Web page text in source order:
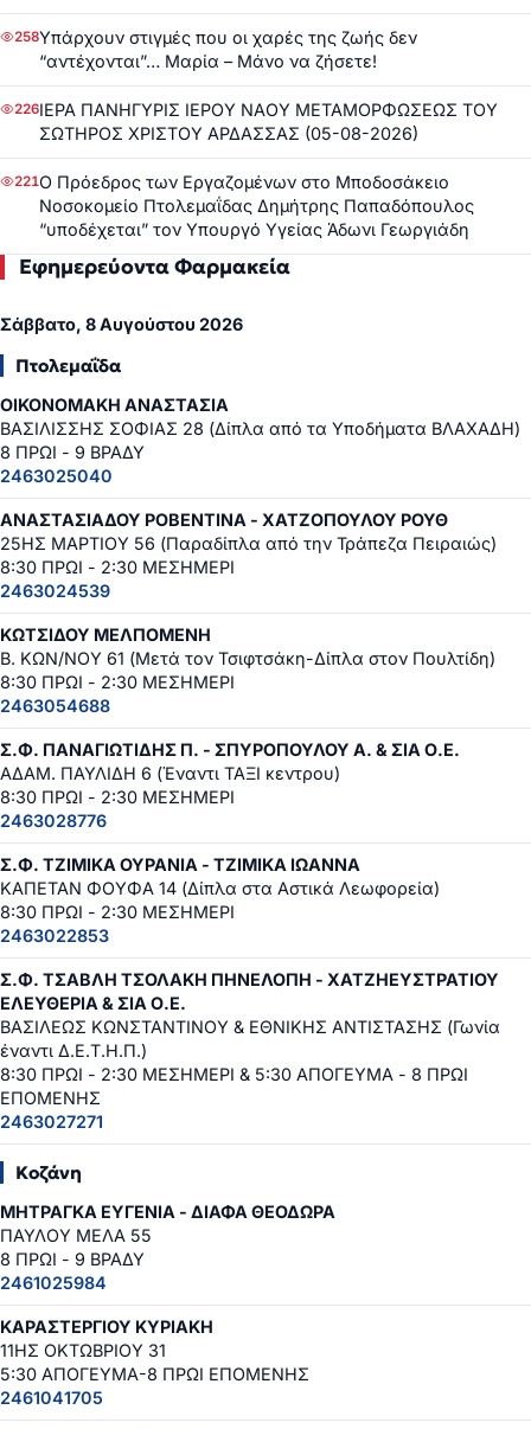
258Υπάρχουν στιγμές που οι χαρές της ζωής δεν
“αντέχονται”… Μαρία – Μάνο να ζήσετε!
226ΙΕΡΑ ΠΑΝΗΓΥΡΙΣ ΙΕΡΟΥ ΝΑΟΥ ΜΕΤΑΜΟΡΦΩΣΕΩΣ ΤΟΥ
ΣΩΤΗΡΟΣ ΧΡΙΣΤΟΥ ΑΡΔΑΣΣΑΣ (05-08-2026)
221Ο Πρόεδρος των Εργαζομένων στο Μποδοσάκειο
Νοσοκομείο Πτολεμαΐδας Δημήτρης Παπαδόπουλος
“υποδέχεται” τον Υπουργό Υγείας Άδωνι Γεωργιάδη
Εφημερεύοντα Φαρμακεία
Σάββατο, 8 Αυγούστου 2026
Πτολεμαΐδα
ΟΙΚΟΝΟΜΑΚΗ ΑΝΑΣΤΑΣΙΑ
ΒΑΣΙΛΙΣΣΗΣ ΣΟΦΙΑΣ 28 (Δίπλα από τα Υποδήματα ΒΛΑΧΑΔΗ)
8 ΠΡΩΙ - 9 ΒΡΑΔΥ
2463025040
ΑΝΑΣΤΑΣΙΑΔΟΥ ΡΟΒΕΝΤΙΝΑ - ΧΑΤΖΟΠΟΥΛΟΥ ΡΟΥΘ
25ΗΣ ΜΑΡΤΙΟΥ 56 (Παραδίπλα από την Τράπεζα Πειραιώς)
8:30 ΠΡΩΙ - 2:30 ΜΕΣΗΜΕΡΙ
2463024539
ΚΩΤΣΙΔΟΥ ΜΕΛΠΟΜΕΝΗ
Β. ΚΩΝ/ΝΟΥ 61 (Μετά τον Τσιφτσάκη-Δίπλα στον Πουλτίδη)
8:30 ΠΡΩΙ - 2:30 ΜΕΣΗΜΕΡΙ
2463054688
Σ.Φ. ΠΑΝΑΓΙΩΤΙΔΗΣ Π. - ΣΠΥΡΟΠΟΥΛΟΥ Α. & ΣΙΑ Ο.Ε.
ΑΔΑΜ. ΠΑΥΛΙΔΗ 6 (Έναντι ΤΑΞΙ κεντρου)
8:30 ΠΡΩΙ - 2:30 ΜΕΣΗΜΕΡΙ
2463028776
Σ.Φ. ΤΖΙΜΙΚΑ ΟΥΡΑΝΙΑ - ΤΖΙΜΙΚΑ ΙΩΑΝΝΑ
ΚΑΠΕΤΑΝ ΦΟΥΦΑ 14 (Δίπλα στα Αστικά Λεωφορεία)
8:30 ΠΡΩΙ - 2:30 ΜΕΣΗΜΕΡΙ
2463022853
Σ.Φ. ΤΣΑΒΛΗ ΤΣΟΛΑΚΗ ΠΗΝΕΛΟΠΗ - ΧΑΤΖΗΕΥΣΤΡΑΤΙΟΥ
ΕΛΕΥΘΕΡΙΑ & ΣΙΑ Ο.Ε.
ΒΑΣΙΛΕΩΣ ΚΩΝΣΤΑΝΤΙΝΟΥ & ΕΘΝΙΚΗΣ ΑΝΤΙΣΤΑΣΗΣ (Γωνία
έναντι Δ.Ε.Τ.Η.Π.)
8:30 ΠΡΩΙ - 2:30 ΜΕΣΗΜΕΡΙ & 5:30 ΑΠΟΓΕΥΜΑ - 8 ΠΡΩΙ
ΕΠΟΜΕΝΗΣ
2463027271
Κοζάνη
ΜΗΤΡΑΓΚΑ ΕΥΓΕΝΙΑ - ΔΙΑΦΑ ΘΕΟΔΩΡΑ
ΠΑΥΛΟΥ ΜΕΛΑ 55
8 ΠΡΩΙ - 9 ΒΡΑΔΥ
2461025984
ΚΑΡΑΣΤΕΡΓΙΟΥ ΚΥΡΙΑΚΗ
11ΗΣ ΟΚΤΩΒΡΙΟΥ 31
5:30 ΑΠΟΓΕΥΜΑ-8 ΠΡΩΙ ΕΠΟΜΕΝΗΣ
2461041705